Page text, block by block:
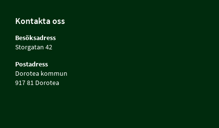
Kontakta oss
Besöksadress
Storgatan 42
Postadress
Dorotea kommun
917 81 Dorotea